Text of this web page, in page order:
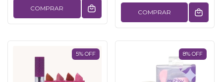
COMPRAR COMPRAR
5% OFF 8% OFF